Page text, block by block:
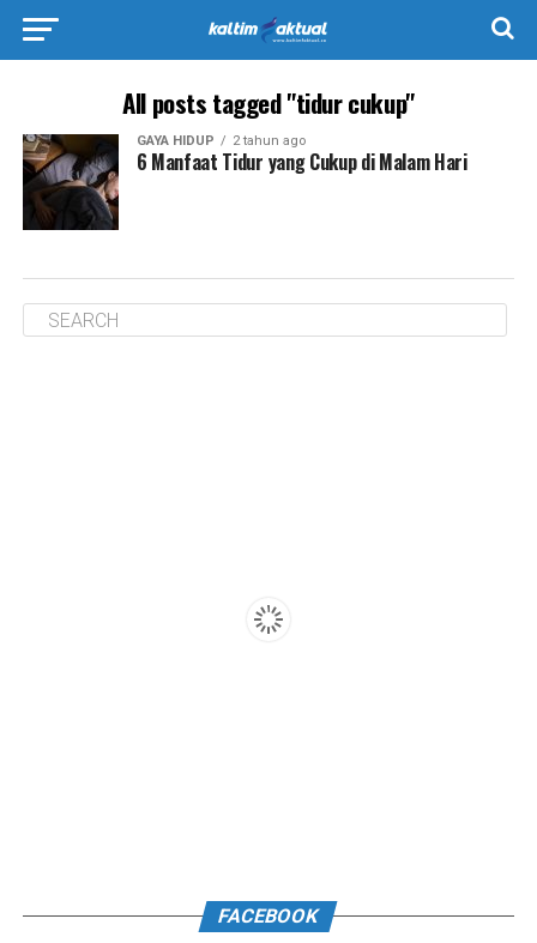
All posts tagged "tidur cukup"
GAYA HIDUP 2 tahun ago
6 Manfaat Tidur yang Cukup di Malam Hari
FACEBOOK